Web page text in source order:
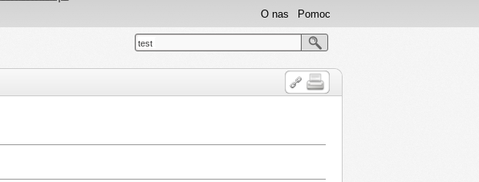
Pomoc
O nas
test